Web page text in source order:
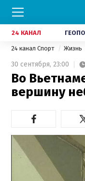
24 КАНАЛ
24 канал Спорт Жизнь
30 сентября, 23:00
Во
вершину